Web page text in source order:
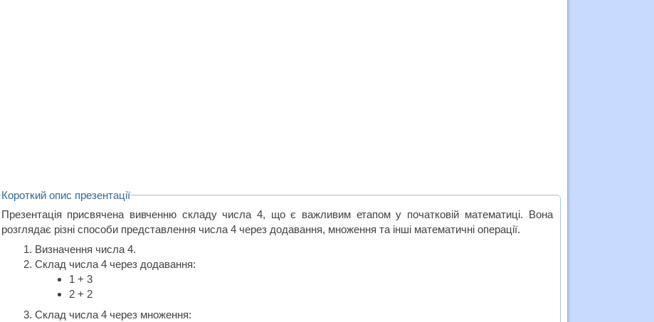
Короткий опис презентації
Презентація присвячена вивченню складу числа 4, що є важливим етапом у початковій математиці. Вона
розглядає різні способи представлення числа 4 через додавання, множення та інші математичні операції.
Визначення числа 4.
Склад числа 4 через додавання:
1 + 3
2 + 2
Склад числа 4 через множення: